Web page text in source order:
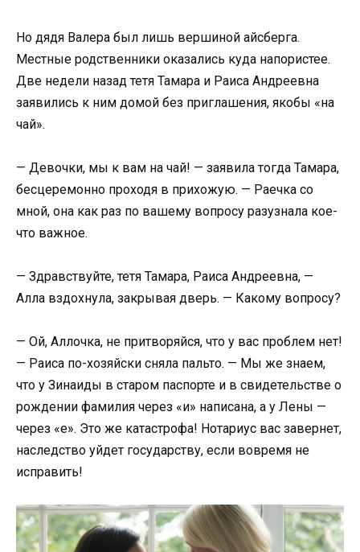
Но дядя Валера был лишь вершиной айсберга.
Местные родственники оказались куда напористее.
Две недели назад тетя Тамара и Раиса Андреевна
заявились к ним домой без приглашения, якобы «на
чай».
— Девочки, мы к вам на чай! — заявила тогда Тамара,
бесцеремонно проходя в прихожую. — Раечка со
мной, она как раз по вашему вопросу разузнала кое-
что важное.
— Здравствуйте, тетя Тамара, Раиса Андреевна, —
Алла вздохнула, закрывая дверь. — Какому вопросу?
— Ой, Аллочка, не притворяйся, что у вас проблем нет!
— Раиса по-хозяйски сняла пальто. — Мы же знаем,
что у Зинаиды в старом паспорте и в свидетельстве о
рождении фамилия через «и» написана, а у Лены —
через «е». Это же катастрофа! Нотариус вас завернет,
наследство уйдет государству, если вовремя не
исправить!